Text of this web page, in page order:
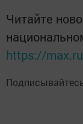
Читайте
https://